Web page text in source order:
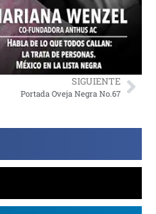
SIGUIENTE
Portada Oveja Negra No.67